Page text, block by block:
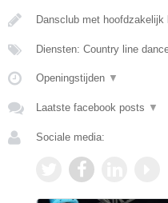
Dansclub met
Diensten: Country line
Openingstijden ▼
Laatste facebook posts ▼
Sociale media: